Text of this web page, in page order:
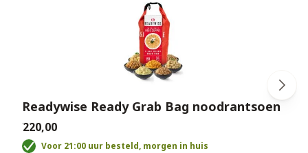
Readywise Ready Grab Bag noodrantsoen
€220,00
Voor 21:00 uur besteld, morgen in huis